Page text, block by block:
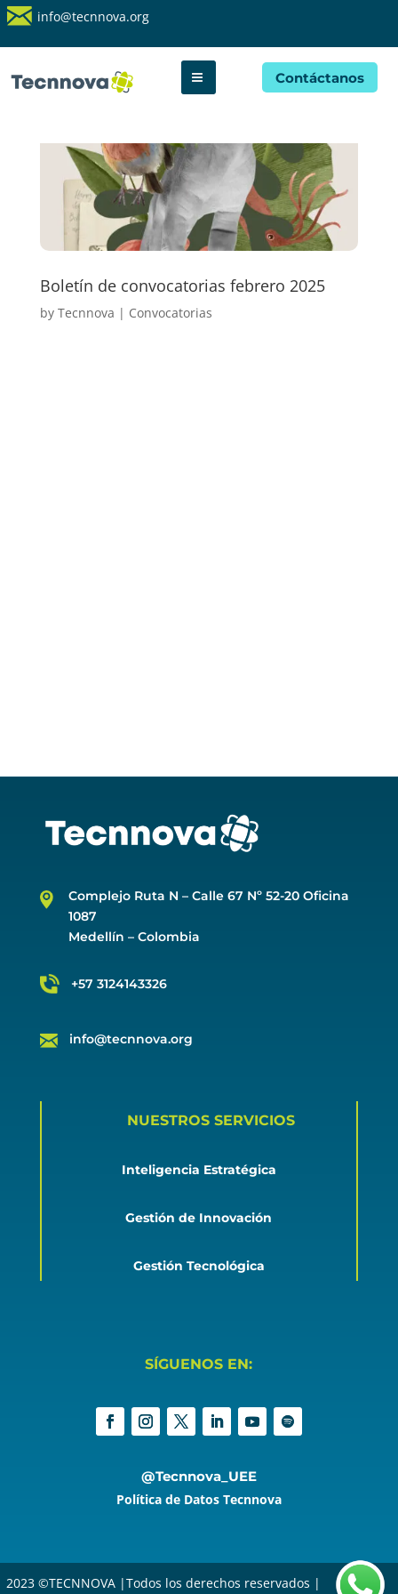
info@tecnnova.org
Contáctanos
Boletín de convocatorias febrero 2025
by Tecnnova | Convocatorias
Complejo Ruta N – Calle 67 Nº 52-20 Oficina
1087
Medellín – Colombia
+57 3124143326
info@tecnnova.org
NUESTROS SERVICIOS
Inteligencia Estratégica
Gestión de Innovación
Gestión Tecnológica
SÍGUENOS EN:
@Tecnnova_UEE
Política de Datos Tecnnova
2023 ©TECNNOVA |Todos los derechos reservados |